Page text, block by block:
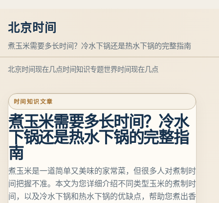
北京时间
煮玉米需要多长时间？冷水下锅还是热水下锅的完整指南
北京时间现在几点时间知识专题世界时间现在几点
时间知识文章
煮玉米需要多长时间？冷水
下锅还是热水下锅的完整指
南
煮玉米是一道简单又美味的家常菜，但很多人对煮制时
间把握不准。本文为您详细介绍不同类型玉米的煮制时
间，以及冷水下锅和热水下锅的优缺点，帮助您煮出香